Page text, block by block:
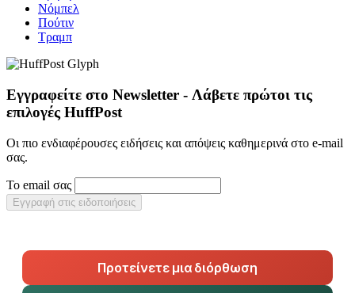
Νόμπελ
Πούτιν
Τραμπ
Εγγραφείτε στο Newsletter - Λάβετε πρώτοι τις
επιλογές HuffPost
Οι πιο ενδιαφέρουσες ειδήσεις και απόψεις καθημερινά στο e-mail
σας.
Το email σας
Εγγραφή στις ειδοποιήσεις
Προτείνετε μια διόρθωση